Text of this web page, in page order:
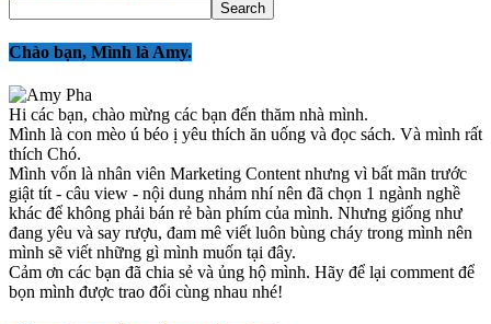
Chào bạn, Mình là Amy.
Hi các bạn, chào mừng các bạn đến thăm nhà mình.
Mình là con mèo ú béo ị yêu thích ăn uống và đọc sách. Và mình rất
thích Chó.
Mình vốn là nhân viên Marketing Content nhưng vì bất mãn trước
giật tít - câu view - nội dung nhảm nhí nên đã chọn 1 ngành nghề
khác để không phải bán rẻ bàn phím của mình. Nhưng giống như
đang yêu và say rượu, đam mê viết luôn bùng cháy trong mình nên
mình sẽ viết những gì mình muốn tại đây.
Cảm ơn các bạn đã chia sẻ và ủng hộ mình. Hãy để lại comment để
bọn mình được trao đổi cùng nhau nhé!